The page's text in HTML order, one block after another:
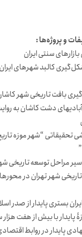
و پروژه‌ها:
سنتی ایران
كالبد شهرهای ایران
بافت تاریخی شهر كاشان
دشت كاشان به روایت
تحقیقاتی “شهر موزه تاریخ
مراحل توسعه تاریخی شهر
شهر تهران در محورها
بستری پایدار از صدر اسلام
با بیش از هفت هزار
پایدار در روابط